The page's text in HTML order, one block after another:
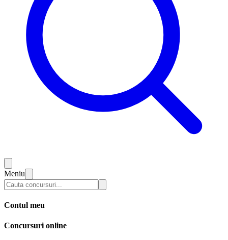
Meniu
Contul meu
Concursuri online